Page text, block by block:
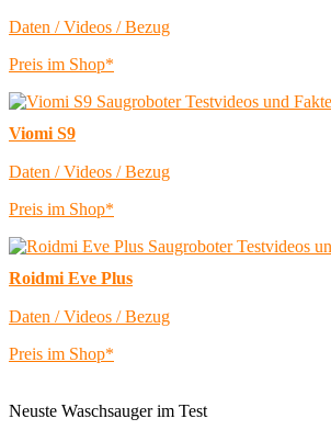
Daten / Videos / Bezug
Preis im Shop*
Viomi S9
Daten / Videos / Bezug
Preis im Shop*
Roidmi Eve Plus
Daten / Videos / Bezug
Preis im Shop*
Neuste Waschsauger im Test